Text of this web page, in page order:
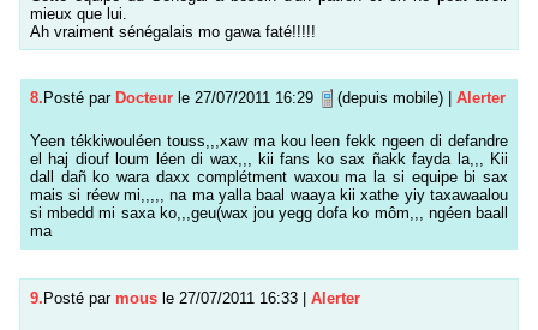
mieux que lui.
Ah vraiment sénégalais mo gawa faté!!!!!
8. Posté par Docteur le 27/07/2011 16:29 (depuis mobile)| Alerter
Yeen tékkiwouléen touss,,,xaw ma kou leen fekk ngeen di defandre
el haj diouf loum léen di wax,,, kii fans ko sax ñakk fayda la,,, Kii
dall dañ ko wara daxx complétment waxou ma la si equipe bi sax
mais si réew mi,,,,, na ma yalla baal waaya kii xathe yiy taxawaalou
si mbedd mi saxa ko,,,geu(wax jou yegg dofa ko môm,,, ngéen baall
ma
9. Posté par mous le 27/07/2011 16:33 Alerter